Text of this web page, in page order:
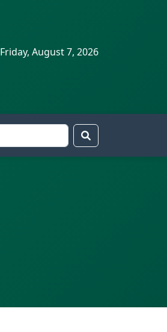
Friday, August 7, 2026